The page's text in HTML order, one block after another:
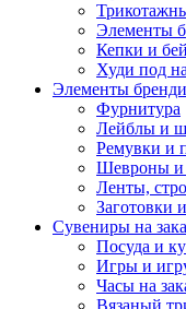
Элементы
Кепки и
Худи под
Элементы
Фурнитура
Лейблы и
Ремувки и
Шевроны и
Ленты,
Заготовки
Сувениры на
Посуда и
Игры и
Часы на
Вязаный